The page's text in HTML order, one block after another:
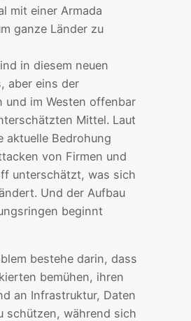
mit einer Armada
ganze Länder zu
in diesem neuen
aber eins der
und im Westen offenbar
Mittel. Laut
aktuelle Bedrohung
von Firmen und
unterschätzt, was sich
Und der Aufbau
beginnt
bestehe darin, dass
bemühen, ihren
an Infrastruktur, Daten
schützen, während sich